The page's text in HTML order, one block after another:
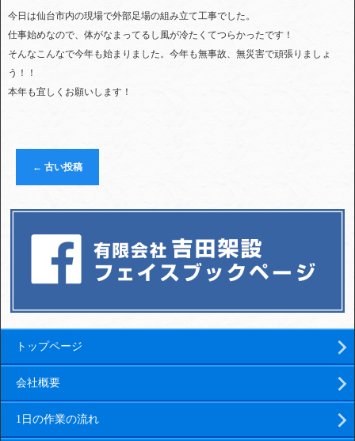
今日は仙台市内の現場で外部足場の組み立て工事でした。
仕事始めなので、体がなまってるし風が冷たくてつらかったです！
そんなこんなで今年も始まりました。今年も無事故、無災害で頑張りましょ
う！！
本年も宜しくお願いします！
← 古い投稿
トップページ
会社概要
1日の作業の流れ